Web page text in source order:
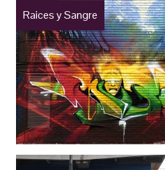
Raices y Sangre